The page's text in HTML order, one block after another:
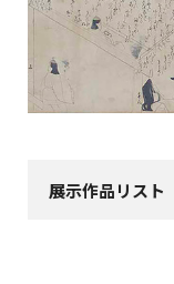
展示作品リスト